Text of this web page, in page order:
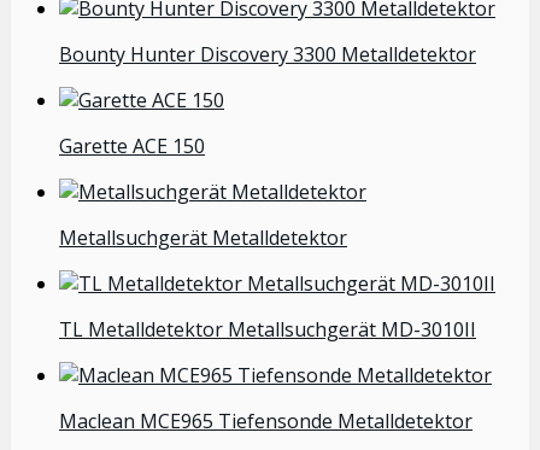
Bounty Hunter Discovery 3300 Metalldetektor
Garette ACE 150
Metallsuchgerät Metalldetektor
TL Metalldetektor Metallsuchgerät MD-3010II
Maclean MCE965 Tiefensonde Metalldetektor